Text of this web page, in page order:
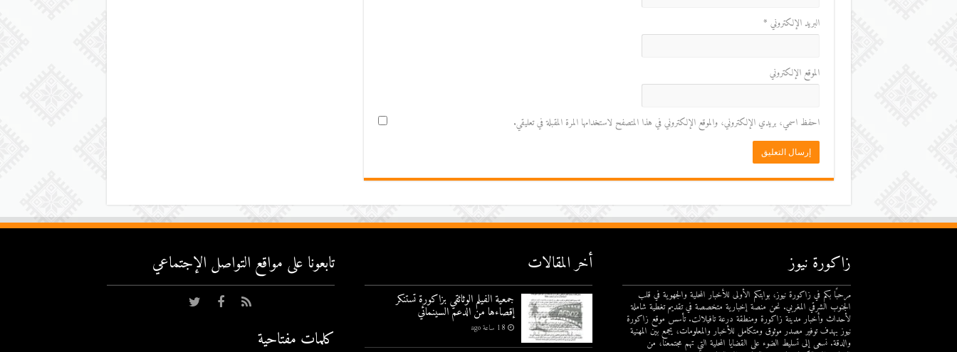
البريد الإلكتروني *
الموقع الإلكتروني
احفظ اسمي، بريدي الإلكتروني، والموقع الإلكتروني في هذا المتصفح لاستخدامها المرة المقبلة في تعليقي.
زاكورة نيوز
مرحبًا بكم في زاكورة نيوز، بوابتكم الأولى للأخبار المحلية والجهوية في قلب
الجنوب الشرقي المغربي. نحن منصة إخبارية متخصصة في تقديم تغطية شاملة
لأحداث وأخبار مدينة زاكورة ومنطقة درعة تافيلالت. تأسس موقع زاكورة
نيوز بهدف توفير مصدر موثوق ومتكامل للأخبار والمعلومات، يجمع بين المهنية
والدقة. نسعى إلى تسليط الضوء على القضايا المحلية التي تهم مجتمعنا، من
أخر المقالات
جمعية الفيلم الوثائقي بزاكورة تستنكر
إقصاءها من الدعم السينمائي
18 ساعة ago
تابعونا على مواقع التواصل اﻹجتماعي
كلمات مفتاحية